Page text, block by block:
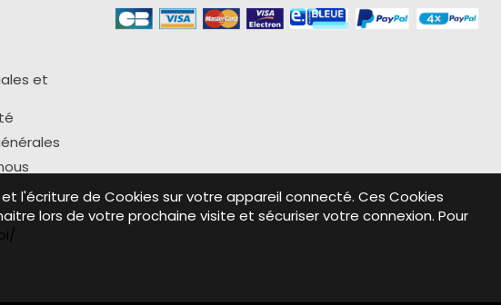
et
l'écriture de Cookies sur votre appareil connecté. Ces Cookies
lors de votre prochaine visite et sécuriser votre connexion. Pour